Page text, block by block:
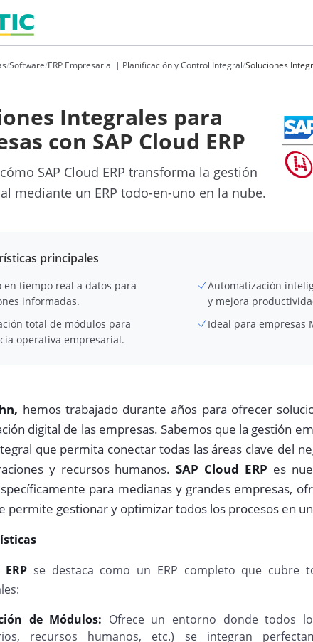
/Software/ERP Empresarial | Planificación y Control Integral/Soluciones
Integrales para
con SAP Cloud ERP
SAP Cloud ERP transforma la gestión
mediante un ERP todo-en-uno en la nube.
principales
en tiempo real a datos para
informadas.
Automatización
y mejora
total de módulos para
operativa empresarial.
Ideal para empresas
hemos trabajado durante años para ofrecer
digital de las empresas. Sabemos que la gestión
que permita conectar todas las áreas clave del
y recursos humanos.SAP Cloud ERP es
para medianas y grandes empresas,
permite gestionar y optimizar todos los procesos en
se destaca como un ERP completo que cubre
de Módulos: Ofrece un entorno donde todos
recursos humanos, etc.) se integran